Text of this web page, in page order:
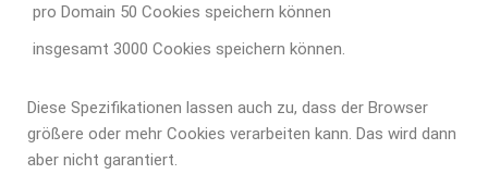
pro Domain 50 Cookies speichern können
insgesamt 3000 Cookies speichern können.
Diese Spezifikationen lassen auch zu, dass der Browser
größere oder mehr Cookies verarbeiten kann. Das wird dann
aber nicht garantiert.